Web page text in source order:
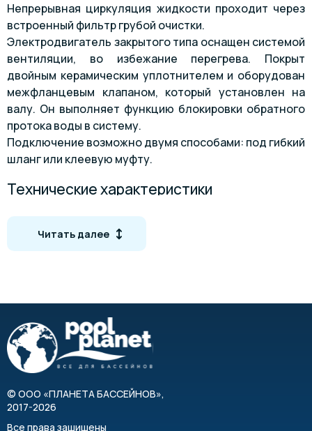
Непрерывная циркуляция жидкости проходит через
встроенный фильтр грубой очистки.
Электродвигатель закрытого типа оснащен системой
вентиляции, во избежание перегрева. Покрыт
двойным керамическим уплотнителем и оборудован
межфланцевым клапаном, который установлен на
валу. Он выполняет функцию блокировки обратного
протока воды в систему.
Подключение возможно двумя способами: под гибкий
шланг или клеевую муфту.
Технические характеристики
Модель
Производительность, м
Мощность, кВт
0,38
Входное отверстие
Выходное отверстие
Напряжение, В
Читать далее
© ООО «ПЛАНЕТА БАССЕЙНОВ»,
2017-2026
Все права защищены